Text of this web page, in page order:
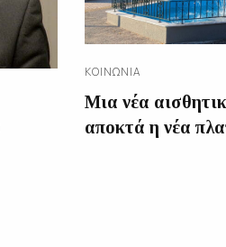
ΚΟΙΝΩΝΊΑ
Μια νέα
αποκτά η νέα